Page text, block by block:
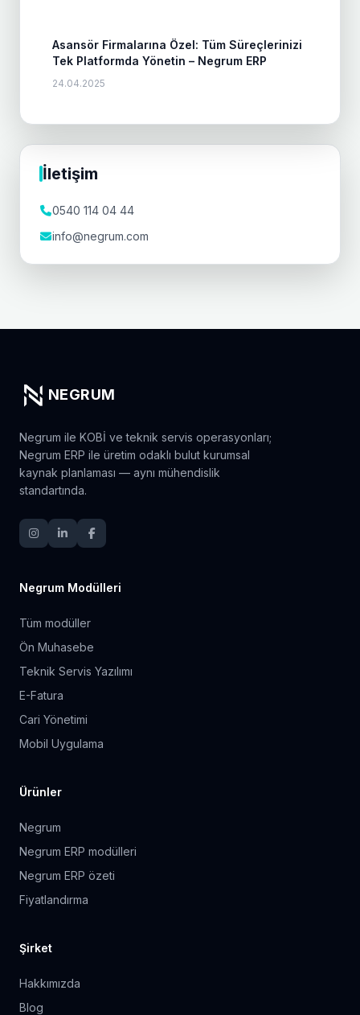
Asansör Firmalarına Özel: Tüm Süreçlerinizi
Tek Platformda Yönetin – Negrum ERP
24.04.2025
İletişim
0540 114 04 44
info@negrum.com
NEGRUM
Negrum ile KOBİ ve teknik servis operasyonları;
Negrum ERP ile üretim odaklı bulut kurumsal
kaynak planlaması — aynı mühendislik
standartında.
Negrum Modülleri
Tüm modüller
Ön Muhasebe
Teknik Servis Yazılımı
E-Fatura
Cari Yönetimi
Mobil Uygulama
Ürünler
Negrum
Negrum ERP modülleri
Negrum ERP özeti
Fiyatlandırma
Şirket
Hakkımızda
Blog